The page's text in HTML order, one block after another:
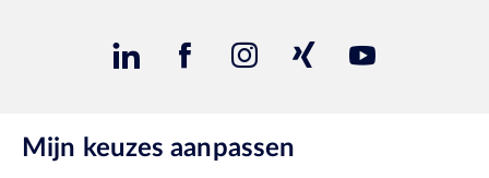
Contact
Mijn keuzes aanpassen